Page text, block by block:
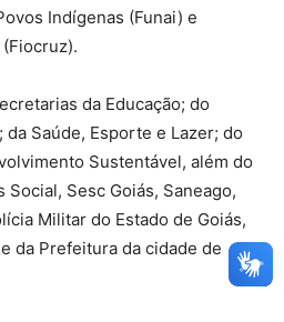
Indígenas (Funai) e
da Educação; do
Saúde, Esporte e Lazer; do
Sustentável, além do
Sesc Goiás, Saneago,
Militar do Estado de Goiás,
da Prefeitura da cidade de